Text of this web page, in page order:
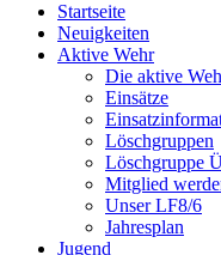
Startseite
Neuigkeiten
Aktive Wehr
Die aktive
Einsätze
Löschgruppen
Löschgruppe
Mitglied
Unser LF8/6
Jahresplan
Jugend